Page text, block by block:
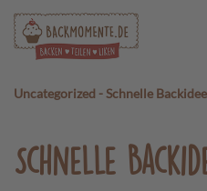
Uncategorized -Schnelle
Schnelle